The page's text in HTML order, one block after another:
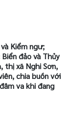
Kiểm ngư;
đảo và Thủy
thị xã Nghi Sơn,
chia buồn với
va khi đang